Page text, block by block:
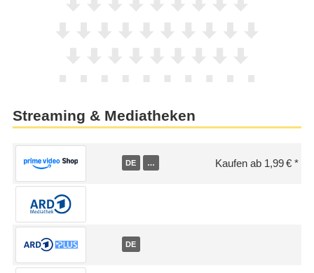
Streaming & Mediatheken
DE … Kaufen ab 1,99 €
DE